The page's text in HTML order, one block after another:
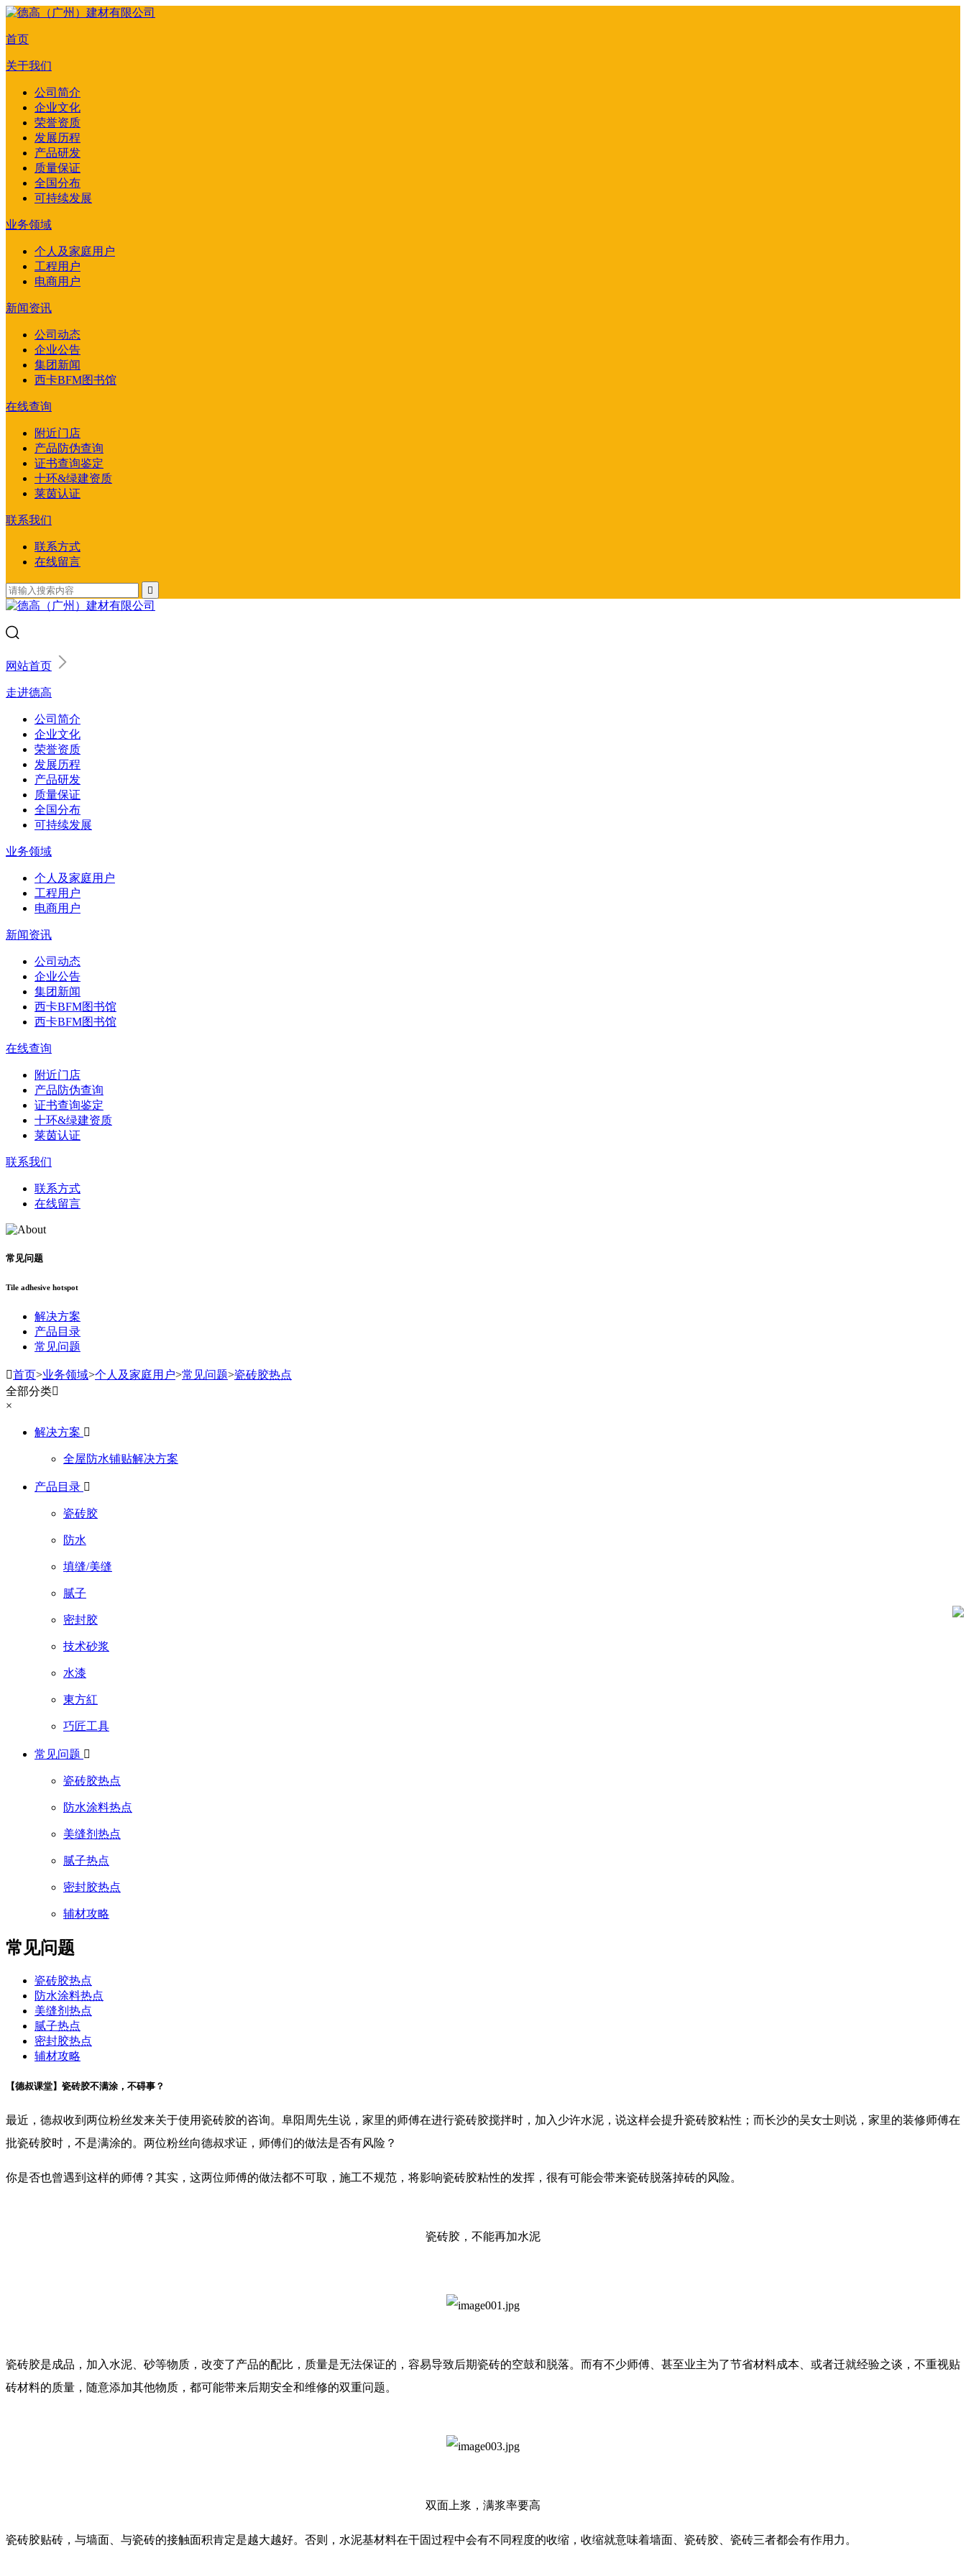
首页
关于我们
公司简介
企业文化
荣誉资质
发展历程
产品研发
质量保证
全国分布
可持续发展
业务领域
个人及家庭用户
工程用户
电商用户
新闻资讯
公司动态
企业公告
集团新闻
西卡BFM图书馆
在线查询
附近门店
产品防伪查询
证书查询鉴定
十环&绿建资质
莱茵认证
联系我们
联系方式
在线留言

网站首页
走进德高
公司简介
企业文化
荣誉资质
发展历程
产品研发
质量保证
全国分布
可持续发展
业务领域
个人及家庭用户
工程用户
电商用户
新闻资讯
公司动态
企业公告
集团新闻
西卡BFM图书馆
西卡BFM图书馆
在线查询
附近门店
产品防伪查询
证书查询鉴定
十环&绿建资质
莱茵认证
联系我们
联系方式
在线留言
常见问题
Tile adhesive hotspot
解决方案
产品目录
常见问题
首页>业务领域>个人及家庭用户>常见问题>瓷砖胶热点
全部分类
×
解决方案 
全屋防水铺贴解决方案
产品目录 
瓷砖胶
防水
填缝/美缝
腻子
密封胶
技术砂浆
水漆
東方紅
巧匠工具
常见问题 
瓷砖胶热点
防水涂料热点
美缝剂热点
腻子热点
密封胶热点
辅材攻略
常见问题
瓷砖胶热点
防水涂料热点
美缝剂热点
腻子热点
密封胶热点
辅材攻略
【德叔课堂】瓷砖胶不满涂，不碍事？
最近，德叔收到两位粉丝发来关于使用瓷砖胶的咨询。阜阳周先生说，家里的师傅在进行瓷砖胶搅拌时，加入少许水泥，说这样会提升瓷砖胶粘性；而长沙的吴女士则说，家里的装修师傅在
批瓷砖胶时，不是满涂的。两位粉丝向德叔求证，师傅们的做法是否有风险？
你是否也曾遇到这样的师傅？其实，这两位师傅的做法都不可取，施工不规范，将影响瓷砖胶粘性的发挥，很有可能会带来瓷砖脱落掉砖的风险。
瓷砖胶，不能再加水泥
瓷砖胶是成品，加入水泥、砂等物质，改变了产品的配比，质量是无法保证的，容易导致后期瓷砖的空鼓和脱落。而有不少师傅、甚至业主为了节省材料成本、或者迁就经验之谈，不重视贴
砖材料的质量，随意添加其他物质，都可能带来后期安全和维修的双重问题。
双面上浆，满浆率要高
瓷砖胶贴砖，与墙面、与瓷砖的接触面积肯定是越大越好。否则，水泥基材料在干固过程中会有不同程度的收缩，收缩就意味着墙面、瓷砖胶、瓷砖三者都会有作用力。